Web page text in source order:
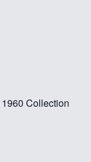
Collection